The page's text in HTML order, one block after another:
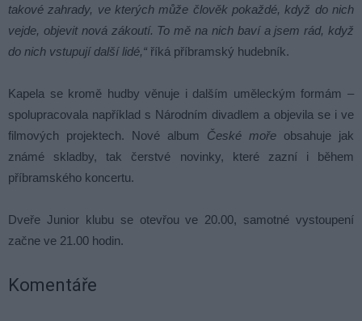
takové zahrady, ve kterých může člověk pokaždé, když do nich
vejde, objevit nová zákoutí. To mě na nich baví a jsem rád, když
do nich vstupují další lidé,“ říká příbramský hudebník.
Kapela se kromě hudby věnuje i dalším uměleckým formám –
spolupracovala například s Národním divadlem a objevila se i ve
filmových projektech. Nové album České moře obsahuje jak
známé skladby, tak čerstvé novinky, které zazní i během
příbramského koncertu.
Dveře Junior klubu se otevřou ve 20.00, samotné vystoupení
začne ve 21.00 hodin.
Komentáře